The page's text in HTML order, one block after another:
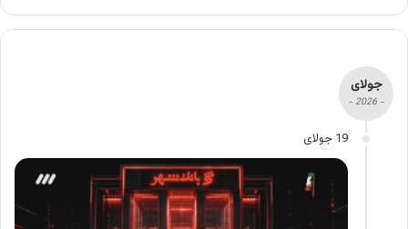
جولای
- 2026 -
19 جولای